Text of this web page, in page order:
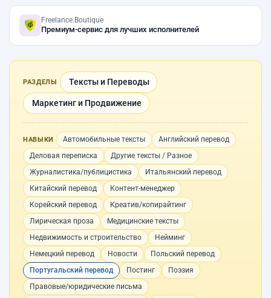
Freelance.Boutique
Премиум-сервис для лучших исполнителей
РАЗДЕЛЫ Тексты и Переводы
Маркетинг и Продвижение
НАВЫКИ Автомобильные тексты
Английский перевод
Деловая переписка
Другие тексты / Разное
Журналистика/публицистика
Итальянский перевод
Китайский перевод
Контент-менеджер
Корейский перевод
Креатив/копирайтинг
Лирическая проза
Медицинские тексты
Недвижимость и строительство
Нейминг
Немецкий перевод
Новости
Польский перевод
Португальский перевод
Постинг
Поэзия
Правовые/юридические письма